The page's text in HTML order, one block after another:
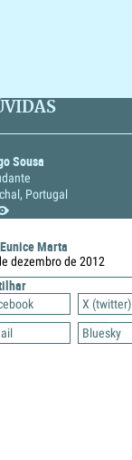
Sousa
Portugal
Eunice Marta
dezembro de 2012
X (twitter)
Bluesky